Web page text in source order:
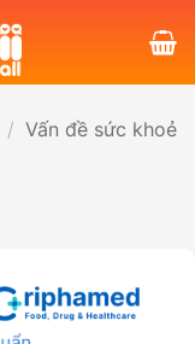
/ Vấn đề sức khoẻ